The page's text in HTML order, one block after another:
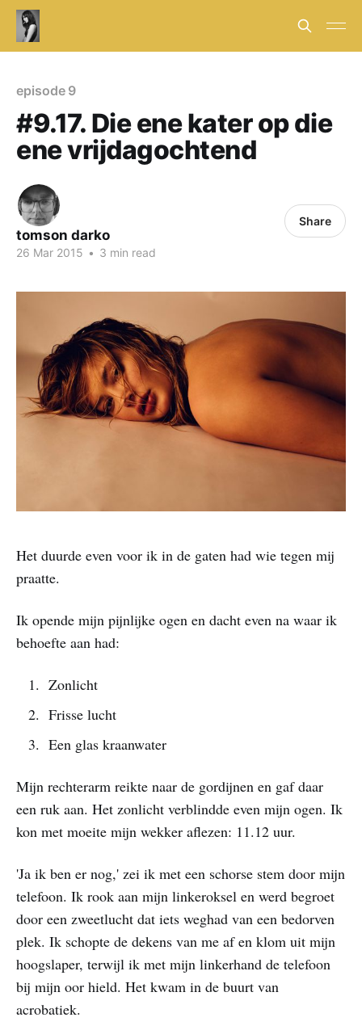
episode 9
#9.17. Die ene kater op die
ene vrijdagochtend
tomson darko
26 Mar 2015 • 3 min read
Share
Het duurde even voor ik in de gaten had wie tegen mij
praatte.
Ik opende mijn pijnlijke ogen en dacht even na waar ik
behoefte aan had:
Zonlicht
Frisse lucht
Een glas kraanwater
Mijn rechterarm reikte naar de gordijnen en gaf daar
een ruk aan. Het zonlicht verblindde even mijn ogen. Ik
kon met moeite mijn wekker aflezen: 11.12 uur.
'Ja ik ben er nog,' zei ik met een schorse stem door mijn
telefoon. Ik rook aan mijn linkeroksel en werd begroet
door een zweetlucht dat iets weghad van een bedorven
plek. Ik schopte de dekens van me af en klom uit mijn
hoogslaper, terwijl ik met mijn linkerhand de telefoon
bij mijn oor hield. Het kwam in de buurt van
acrobatiek.